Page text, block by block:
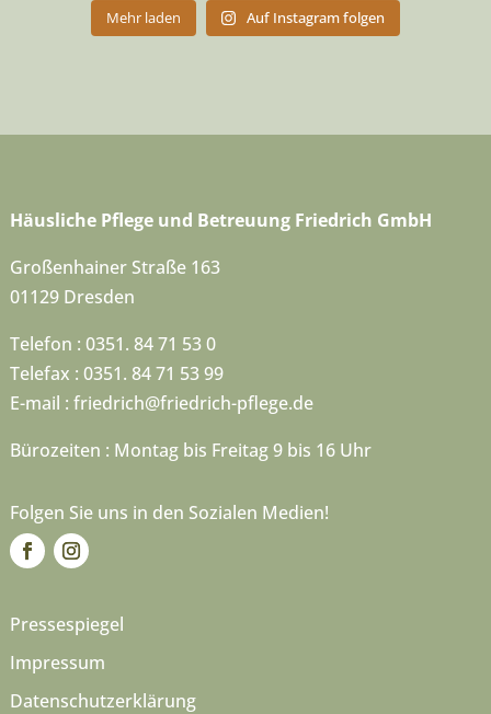
Mehr laden Auf Instagram folgen
Häusliche Pflege und Betreuung Friedrich GmbH
Großenhainer Straße 163
01129 Dresden
Telefon : 0351. 84 71 53 0
Telefax : 0351. 84 71 53 99
E-mail : friedrich@friedrich-pflege.de
Bürozeiten : Montag bis Freitag 9 bis 16 Uhr
Folgen Sie uns in den Sozialen Medien!
Pressespiegel
Impressum
Datenschutzerklärung